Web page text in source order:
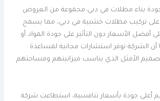
بناء مظلات في دبي مجموعة من العروض
على تركيب مظلات خشبية في دبي، مما يسمح
أفضل الأسعار دون التأثير على جودة المواد أو
الشركة توفر استشارات مجانية لمساعدة
الأمثل الذي يناسب ميزانيتهم ومساحتهم
أعلى جودة بأسعار تنافسية، استطاعت شركة